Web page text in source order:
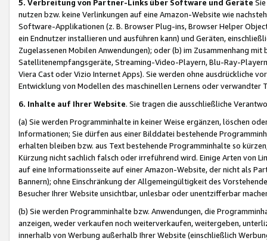
5. Verbreitung von Partner-Links über Software und Geräte
nutzen bzw. keine Verlinkungen auf eine Amazon-Website wie
Software-Applikationen (z. B. Browser Plug-ins, Browser Helper
ein Endnutzer installieren und ausführen kann) und Geräten,
Zugelassenen Mobilen Anwendungen); oder (b) im Zusammenhang
Satellitenempfangsgeräte, Streaming-Video-Playern, Blu-Ray-
Viera Cast oder Vizio Internet Apps). Sie werden ohne ausdrückliche
Entwicklung von Modellen des maschinellen Lernens oder
6. Inhalte auf Ihrer Website. Sie tragen die ausschließliche
(a) Sie werden Programminhalte in keiner Weise ergänzen, löschen
Informationen; Sie dürfen aus einer Bilddatei bestehende
erhalten bleiben bzw. aus Text bestehende Programminhalte so
Kürzung nicht sachlich falsch oder irreführend wird. Einige Arten von
auf eine Informationsseite auf einer Amazon-Website, der nicht als
Bannern); ohne Einschränkung der Allgemeingültigkeit des
Besucher Ihrer Website unsichtbar, unlesbar oder unentzifferbar
(b) Sie werden Programminhalte bzw. Anwendungen, die
anzeigen, weder verkaufen noch weiterverkaufen, weitergeben,
innerhalb von Werbung außerhalb Ihrer Website (einschließlich